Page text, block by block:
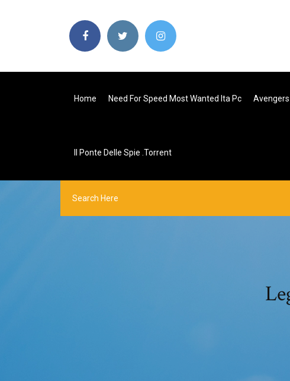
Home Need For Speed Most Wanted Ita Pc
Il Ponte Delle Spie .torrent